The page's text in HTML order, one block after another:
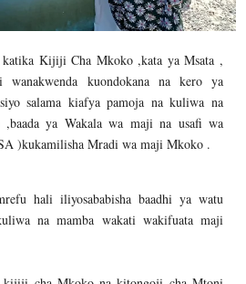
Kijiji Cha Mkoko ,kata ya Msata ,
wanakwenda kuondokana na kero ya
salama kiafya pamoja na kuliwa na
ya Wakala wa maji na usafi wa
)kukamilisha Mradi wa maji Mkoko .
hali iliyosababisha baadhi ya watu
na mamba wakati wakifuata maji